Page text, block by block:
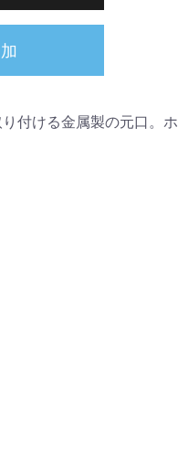
付ける金属製の元口。